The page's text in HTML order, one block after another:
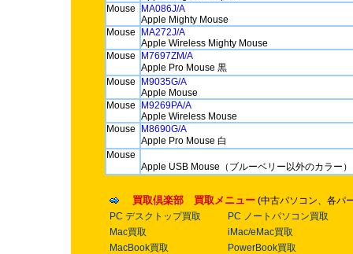
Mouse
MA086J/A
Apple Mighty Mouse
Mouse
MA272J/A
Apple Wireless Mighty Mouse
Mouse
M7697ZM/A
Apple Pro Mouse 黒
Mouse
M9035G/A
Apple Mouse
Mouse
M9269PA/A
Apple Wireless Mouse
Mouse
M8690G/A
Apple Pro Mouse 白
Mouse
Apple USB Mouse（ブルーベリー以外のカラー）
買取倶楽部 買取メニュー(中古パソコン、各パ
PC デスクトップ買取
PC ノートパソコン買取
Mac買取
iMac/eMac買取
MacBook買取
PowerBook買取